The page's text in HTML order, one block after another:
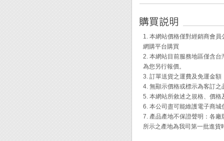
◆ 柄部
60%
1. 本網站價格僅對經銷商會
網購平台購買
2. 本網站目前服務地區僅含
為您另行報價。
3. 訂單送貨之運費及免運金
4. 無顯示價格或標示為客訂
5. 本網站所敘述之規格、價
6. 本公司盡可能維護電子商
7. 產品產地不保證聲明：各
所示之產地為我司第一批進